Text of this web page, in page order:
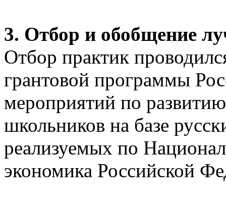
3. Отбор и обобщение
Отбор практик
грантовой программы
мероприятий по
школьников на базе
реализуемых по
экономика Российской